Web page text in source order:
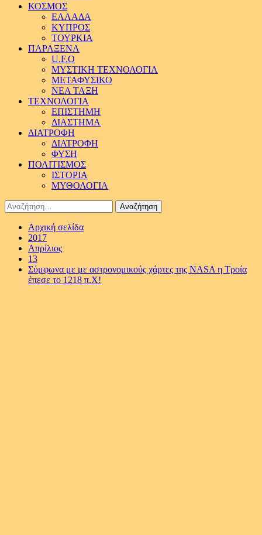
ΚΟΣΜΟΣ
ΕΛΛΑΔΑ
ΚΥΠΡΟΣ
ΤΟΥΡΚΙΑ
ΠΑΡΑΞΕΝΑ
U.F.O
ΜΥΣΤΙΚΗ ΤΕΧΝΟΛΟΓΙΑ
ΜΕΤΑΦΥΣΙΚΟ
ΝΕΑ ΤΑΞΗ
ΤΕΧΝΟΛΟΓΙΑ
ΕΠΙΣΤΗΜΗ
ΔΙΑΣΤΗΜΑ
ΔΙΑΤΡΟΦΗ
ΔΙΑΤΡΟΦΗ
ΦΥΣΗ
ΠΟΛΙΤΙΣΜΟΣ
ΙΣΤΟΡΙΑ
ΜΥΘΟΛΟΓΙΑ
Αναζήτηση
για:
Αρχική σελίδα
2017
Απρίλιος
13
Σύμφωνα με με αστρονομικούς χάρτες της NASA η Τροία
έπεσε το 1218 π.Χ!